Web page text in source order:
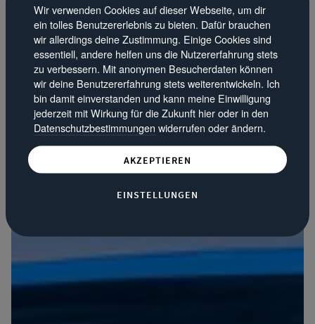
Wir laden ein zum Off Road Event: der Lauer & Süwer Jeep
Competition am Schloss Ehreshoven in Engelskirchen, 12.
und 13. Oktober.
ZUM ARTIKEL
Wir verwenden Cookies auf dieser Webseite, um dir
ein tolles Benutzererlebnis zu bieten. Dafür brauchen
wir allerdings deine Zustimmung. Einige Cookies sind
essentiell, andere helfen uns die Nutzererfahrung stets
zu verbessern. Mit anonymen Besucherdaten können
wir deine Benutzererfahrung stets weiterentwickeln. Ich
bin damit einverstanden und kann meine Einwilligung
jederzeit mit Wirkung für die Zukunft hier oder in den
Datenschutzbestimmungen widerrufen oder ändern.
AKZEPTIEREN
EINSTELLUNGEN